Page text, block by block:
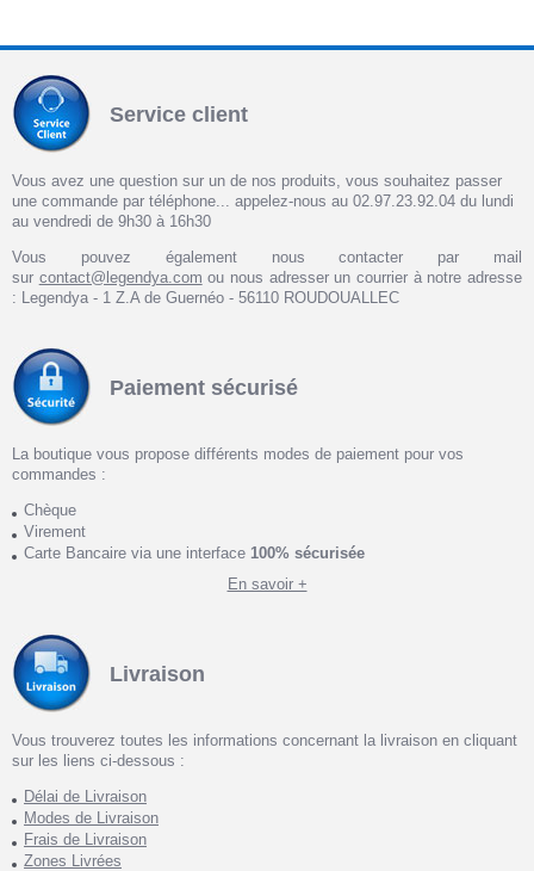
Service client
Vous avez une question sur un de nos produits, vous souhaitez passer
une commande par téléphone... appelez-nous au 02.97.23.92.04 du lundi
au vendredi de 9h30 à 16h30
Vous pouvez également nous contacter par mail
sur contact@legendya.com ou nous adresser un courrier à notre adresse
: Legendya - 1 Z.A de Guernéo - 56110 ROUDOUALLEC
Paiement sécurisé
La boutique vous propose différents modes de paiement pour vos
commandes :
Chèque
Virement
Carte Bancaire via une interface 100% sécurisée
En savoir +
Livraison
Vous trouverez toutes les informations concernant la livraison en cliquant
sur les liens ci-dessous :
Délai de Livraison
Modes de Livraison
Frais de Livraison
Zones Livrées